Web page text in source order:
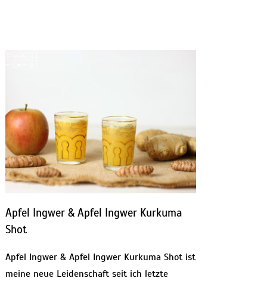
Apfel Ingwer & Apfel Ingwer Kurkuma
Shot
Apfel Ingwer & Apfel Ingwer Kurkuma Shot ist
meine neue Leidenschaft seit ich letzte